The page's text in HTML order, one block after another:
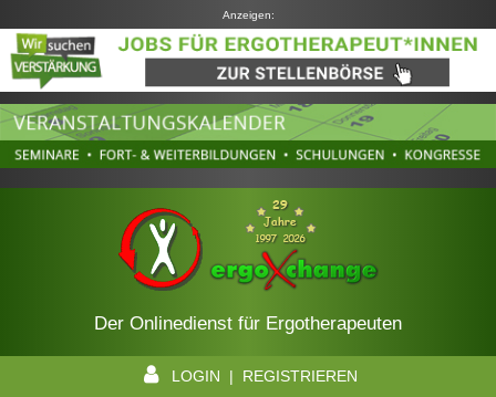
Anzeigen:
Der Onlinedienst für Ergotherapeuten
LOGIN | REGISTRIEREN